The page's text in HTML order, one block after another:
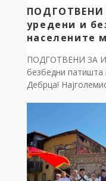
уредени и
населените
ПОДГОТВЕНИ ЗА
безбедни патишта
Дебрца!
пречекуваме
работно и на
сообраќајот и
денови
крајпатната